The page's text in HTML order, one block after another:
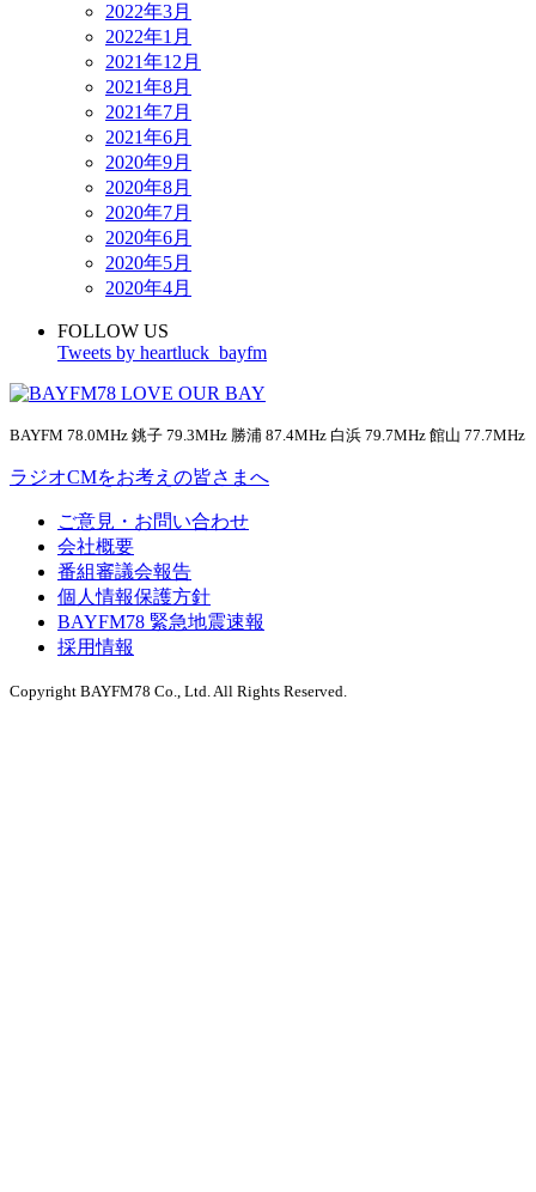
2022年3月
2022年1月
2021年12月
2021年8月
2021年7月
2021年6月
2020年9月
2020年8月
2020年7月
2020年6月
2020年5月
2020年4月
FOLLOW US
Tweets by heartluck_bayfm
BAYFM 78.0MHz 銚子 79.3MHz 勝浦 87.4MHz 白浜 79.7MHz 館山 77.7MHz
ラジオCMをお考えの皆さまへ
ご意見・お問い合わせ
会社概要
番組審議会報告
個人情報保護方針
BAYFM78 緊急地震速報
採用情報
Copyright BAYFM78 Co., Ltd. All Rights Reserved.